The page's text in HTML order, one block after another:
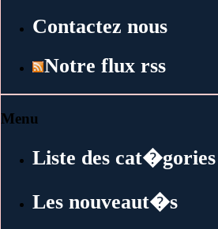
Contactez nous
Notre flux rss
Menu
Liste des cat�gories
Les nouveaut�s